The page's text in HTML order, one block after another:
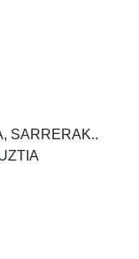
SARRERAK..